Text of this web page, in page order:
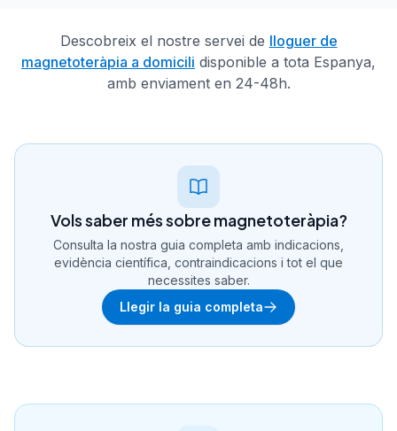
Descobreix el nostre servei de lloguer de
magnetoteràpia a domicili disponible a tota Espanya,
amb enviament en 24-48h.
Vols saber més sobre magnetoteràpia?
Consulta la nostra guia completa amb indicacions,
evidència científica, contraindicacions i tot el que
necessites saber.
Llegir la guia completa